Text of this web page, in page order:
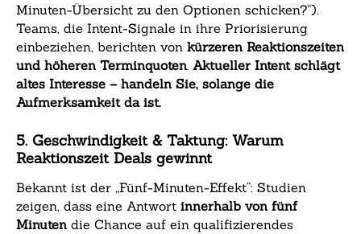
Minuten-Übersicht zu den Optionen schicken?“).
Teams, die Intent-Signale in ihre Priorisierung
einbeziehen, berichten von kürzeren Reaktionszeiten
und höheren Terminquoten. Aktueller Intent schlägt
altes Interesse – handeln Sie, solange die
Aufmerksamkeit da ist.
5. Geschwindigkeit & Taktung: Warum
Reaktionszeit Deals gewinnt
Bekannt ist der „Fünf-Minuten-Effekt“: Studien
zeigen, dass eine Antwort innerhalb von fünf
Minutendie Chance auf ein qualifizierendes